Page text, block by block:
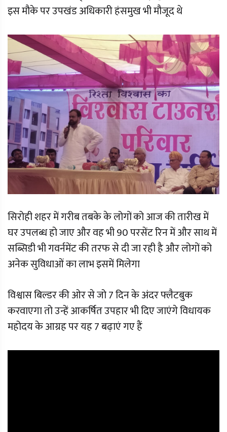
इस मौके पर उपखंड अधिकारी हंसमुख भी मौजूद थे
सिरोही शहर में गरीब तबके के लोगों को आज की तारीख में
घर उपलब्ध हो जाए और वह भी 90 परसेंट रिन में और साथ में
सब्सिडी भी गवर्नमेंट की तरफ से दी जा रही है और लोगों को
अनेक सुविधाओं का लाभ इसमें मिलेगा
विश्वास बिल्डर की ओर से जो 7 दिन के अंदर फ्लैटबुक
करवाएगा तो उन्हें आकर्षित उपहार भी दिए जाएंगे विधायक
महोदय के आग्रह पर यह 7 बढ़ाएं गए हैं